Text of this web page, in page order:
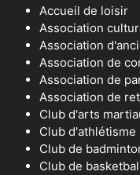
Accueil de loisir
Association
Association
Association de
Association de
Association de
Club d'arts
Club d'athlétisme
Club de
Club de